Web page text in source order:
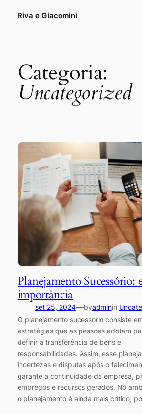
Riva e Giacomini
Categoria:
Uncategorized
Planejamento Sucessório:
importância
set 25, 2024—byadminin
O planejamento sucessório consiste
estratégias que as pessoas adotam
definir a transferência de bens e
responsabilidades. Assim, esse
incertezas e disputas após o
garante a continuidade da empresa,
empregos e recursos gerados. No
o planejamento é ainda mais crítico,